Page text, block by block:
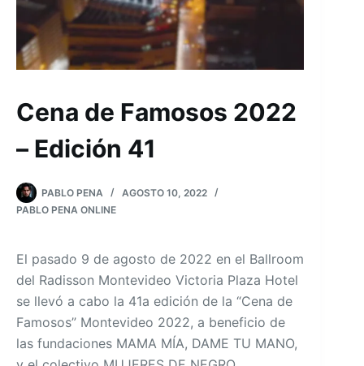
Cena de Famosos 2022
– Edición 41
PABLO PENA
AGOSTO 10, 2022
PABLO PENA ONLINE
El pasado 9 de agosto de 2022 en el Ballroom
del Radisson Montevideo Victoria Plaza Hotel
se llevó a cabo la 41a edición de la “Cena de
Famosos” Montevideo 2022, a beneficio de
las fundaciones MAMA MÍA, DAME TU MANO,